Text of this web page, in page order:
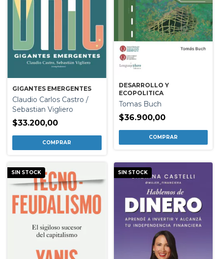
GIGANTES EMERGENTES
Claudio Carlos Castro /
Sebastian Vigliero
$33.200,00
DESARROLLO Y
ECOPOLITICA
Tomas Buch
$36.900,00
SIN STOCK SIN STOCK